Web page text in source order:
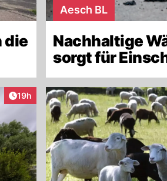
die
Aesch BL
Nachhaltige
sorgt für
Artikel veröffentlicht:
19h